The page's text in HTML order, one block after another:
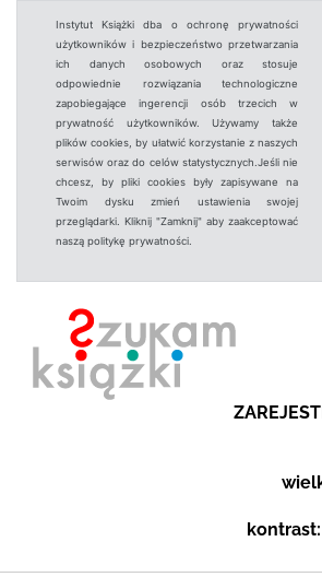
Instytut Książki dba o ochronę prywatności
użytkowników i bezpieczeństwo przetwarzania
ich danych osobowych oraz stosuje
odpowiednie rozwiązania technologiczne
zapobiegające ingerencji osób trzecich w
prywatność użytkowników. Używamy także
plików cookies, by ułatwić korzystanie z naszych
serwisów oraz do celów statystycznych.Jeśli nie
chcesz, by pliki cookies były zapisywane na
Twoim dysku zmień ustawienia swojej
przeglądarki. Kliknij "Zamknij" aby zaakceptować
naszą politykę prywatności.
kontrast: